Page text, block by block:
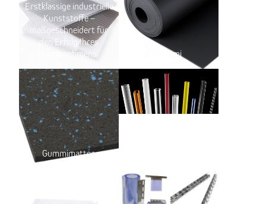
Erstklassige industrielle
Kunststoffe –
maßgeschneidert für
den Erfolg Ihres
Unternehmens
Gummi
Gummimatten